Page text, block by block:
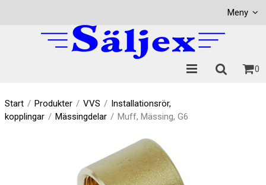
Meny
0
Start / Produkter / VVS / Installationsrör,
kopplingar / Mässingdelar / Muff, Mässing, G6